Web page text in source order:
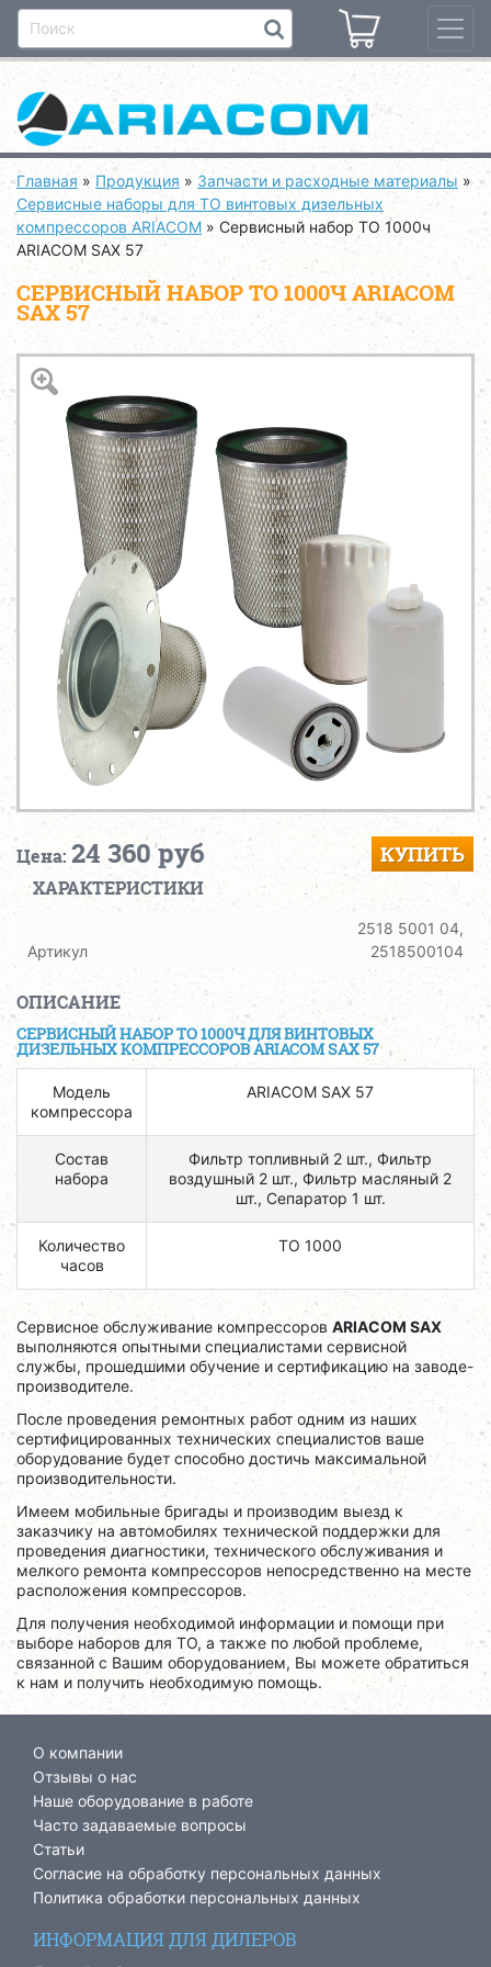
Главная » Продукция » Запчасти и расходные материалы »
Сервисные наборы для ТО винтовых дизельных
компрессоров ARIACOM » Сервисный набор ТО 1000ч
ARIACOM SAX 57
СЕРВИСНЫЙ НАБОР ТО 1000Ч ARIACOM
SAX 57
Цена: 24 360 руб КУПИТЬ
ХАРАКТЕРИСТИКИ
Артикул
2518 5001 04,
2518500104
ОПИСАНИЕ
СЕРВИСНЫЙ НАБОР ТО 1000Ч ДЛЯ ВИНТОВЫХ
ДИЗЕЛЬНЫХ КОМПРЕССОРОВ ARIACOM SAX 57
Модель
компрессора
ARIACOM SAX 57
Состав
набора
Фильтр топливный 2 шт., Фильтр
воздушный 2 шт., Фильтр масляный 2
шт., Сепаратор 1 шт.
Количество
часов
ТО 1000
Сервисное обслуживание компрессоров ARIACOM SAX
выполняются опытными специалистами сервисной
службы, прошедшими обучение и сертификацию на заводе-
производителе.
После проведения ремонтных работ одним из наших
сертифицированных технических специалистов ваше
оборудование будет способно достичь максимальной
производительности.
Имеем мобильные бригады и производим выезд к
заказчику на автомобилях технической поддержки для
проведения диагностики, технического обслуживания и
мелкого ремонта компрессоров непосредственно на месте
расположения компрессоров.
Для получения необходимой информации и помощи при
выборе наборов для ТО, а также по любой проблеме,
связанной с Вашим оборудованием, Вы можете обратиться
к нам и получить необходимую помощь.
О компании
Отзывы о нас
Наше оборудование в работе
Часто задаваемые вопросы
Статьи
Согласие на обработку персональных данных
Политика обработки персональных данных
ИНФОРМАЦИЯ ДЛЯ ДИЛЕРОВ